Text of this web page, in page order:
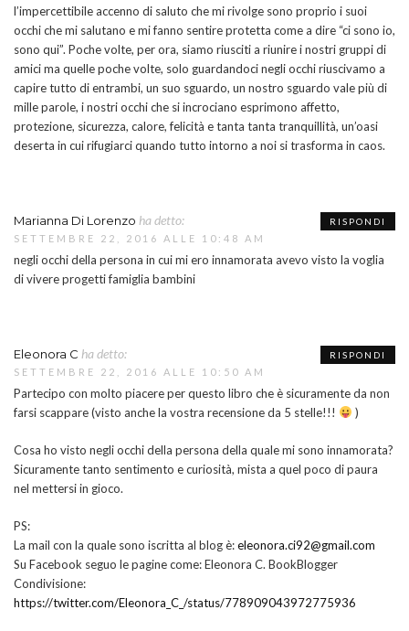
l’impercettibile accenno di saluto che mi rivolge sono proprio i suoi
occhi che mi salutano e mi fanno sentire protetta come a dire “ci sono io,
sono qui”. Poche volte, per ora, siamo riusciti a riunire i nostri gruppi di
amici ma quelle poche volte, solo guardandoci negli occhi riuscivamo a
capire tutto di entrambi, un suo sguardo, un nostro sguardo vale più di
mille parole, i nostri occhi che si incrociano esprimono affetto,
protezione, sicurezza, calore, felicità e tanta tanta tranquillità, un’oasi
deserta in cui rifugiarci quando tutto intorno a noi si trasforma in caos.
Marianna Di Lorenzo ha detto:
SETTEMBRE 22, 2016 ALLE 10:48 AM
negli occhi della persona in cui mi ero innamorata avevo visto la voglia
di vivere progetti famiglia bambini
RISPONDI
Eleonora C ha detto:
SETTEMBRE 22, 2016 ALLE 10:50 AM
Partecipo con molto piacere per questo libro che è sicuramente da non
farsi scappare (visto anche la vostra recensione da 5 stelle!!!
)
Cosa ho visto negli occhi della persona della quale mi sono innamorata?
Sicuramente tanto sentimento e curiosità, mista a quel poco di paura
nel mettersi in gioco.
PS:
La mail con la quale sono iscritta al blog è:eleonora.ci92@gmail.com
Su Facebook seguo le pagine come: Eleonora C. BookBlogger
Condivisione:
https://twitter.com/Eleonora_C_/status/778909043972775936
RISPONDI